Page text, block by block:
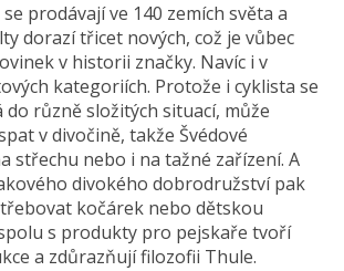
prodávají ve 140 zemích světa a
dorazí třicet nových, což je vůbec
v historii značky. Navíc i v
kategoriích. Protože i cyklista se
do různě složitých situací, může
v divočině, takže Švédové
střechu nebo i na tažné zařízení. A
divokého dobrodružství pak
kočárek nebo dětskou
s produkty pro pejskaře tvoří
a zdůrazňují filozofii Thule.